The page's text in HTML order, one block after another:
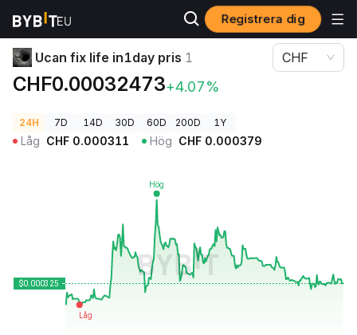
Registrera dig
Kryptopriser Ucan fix life in1day pris 1
Ucan fix life in1day pris 1
CHF0.00032473+4.07%
CHF
24H 7D 14D 30D 60D 200D 1Y
Låg CHF 0.000311 Hög CHF 0.000379